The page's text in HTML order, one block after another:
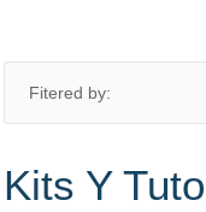
Fitered by:
Kits Y